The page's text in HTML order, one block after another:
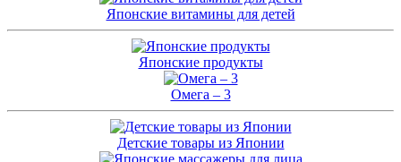
Японские витамины для детей
Японские продукты
Омега – 3
Детские товары из Японии